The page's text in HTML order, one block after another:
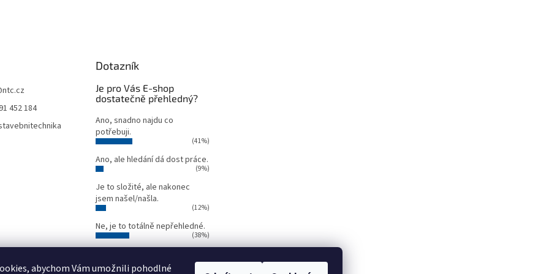
abychom Vám umožnili pohodlné
ntc.cz
452 184
Dotazník
Je pro Vás E-shop
dostatečně přehledný?
Ano, snadno najdu co
potřebuji.
(41%)
Ano, ale hledání dá dost práce.
(9%)
Je to složité, ale nakonec
jsem našel/našla.
(12%)
Ne, je to totálně nepřehledné.
(38%)